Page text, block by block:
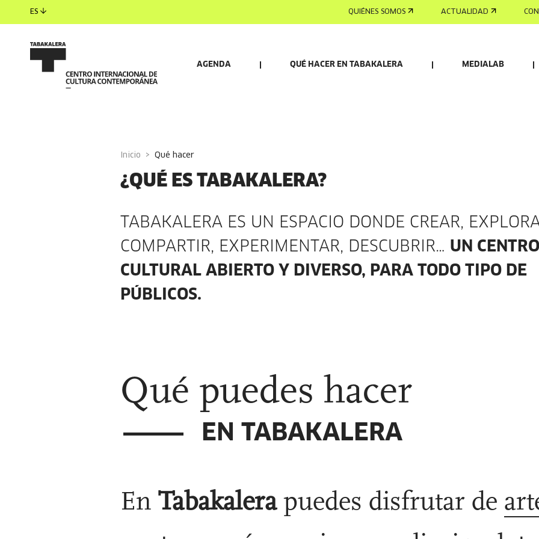
ES QUIÉNES SOMOS ACTUALIDAD
AGENDA QUÉ HACER EN TABAKALERA MEDIALAB
Inicio qué hacer
¿QUÉ ES TABAKALERA?
TABAKALERA ES UN ESPACIO DONDE CREAR,
COMPARTIR, EXPERIMENTAR, DESCUBRIR… UN CENTRO
CULTURAL ABIERTO Y DIVERSO, PARA TODO TIPO DE
PÚBLICOS.
Qué puedes hacer
EN TABAKALERA
En Tabakalera puedes disfrutar de